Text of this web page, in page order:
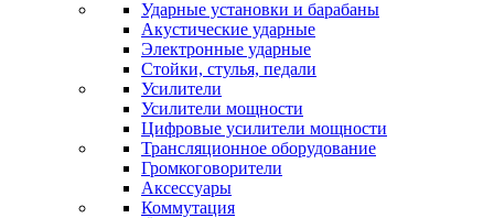
Ударные установки и барабаны
Акустические ударные
Электронные ударные
Стойки, стулья, педали
Усилители
Усилители мощности
Цифровые усилители мощности
Трансляционное оборудование
Громкоговорители
Аксессуары
Коммутация